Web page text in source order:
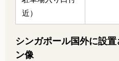
近）
シンガポール国外に設
ン像